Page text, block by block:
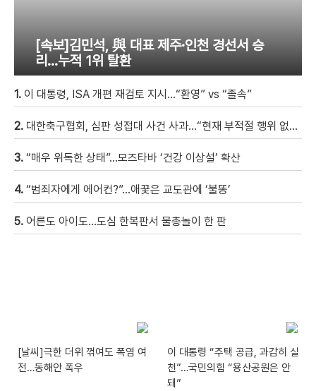
[속보]김민석, 與 대표 제주·인천 경선서 승
리…누적 1위 탈환
1. 이 대통령, ISA 개편 재검토 지시…“환영” vs “졸속”
2. 대한축구협회, 심판 성접대 사건 사과…“현재 부적절 행위 없어”
3. “매우 위독한 상태”…모즈타바 ‘건강 이상설’ 확산
4. “범죄자에게 에어컨?”…애꿎은 교도관에 ‘불똥’
5. 어른도 아이도…도심 한복판서 물총놀이 한 판
[날씨]극한 더위 꺾여도 폭염 여
전…동해안 폭우
이 대통령 “주택 공급, 과감히 실
천”…국민의힘 “용산공원은 안
돼”